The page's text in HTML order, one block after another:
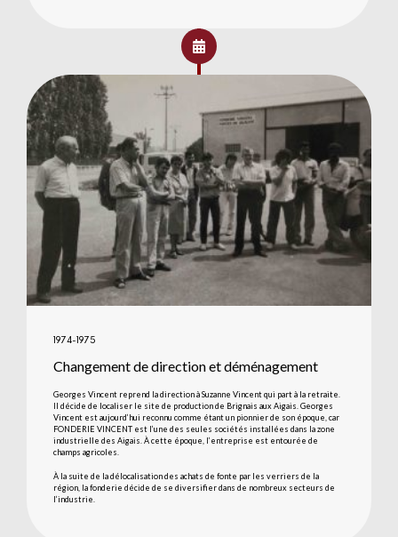
1974-1975
Changement de direction et déménagement
Georges Vincent reprend la direction à Suzanne Vincent qui part à la retraite.
Il décide de localiser le site de production de Brignais aux Aigais. Georges
Vincent est aujourd’hui reconnu comme étant un pionnier de son époque, car
FONDERIE VINCENT est l’une des seules sociétés installées dans la zone
industrielle des Aigais. À cette époque, l’entreprise est entourée de
champs agricoles.
À la suite de la délocalisation des achats de fonte par les verriers de la
région, la fonderie décide de se diversifier dans de nombreux secteurs de
l’industrie.